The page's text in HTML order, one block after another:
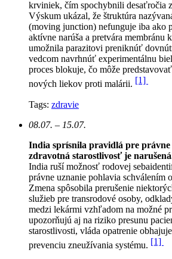
krviniek, čím spochybnili desaťročia
Výskum ukázal, že štruktúra
(moving junction) nefunguje iba ako
aktívne narúša a pretvára membránu
umožnila parazitovi preniknúť
vedcom navrhnúť experimentálnu
proces blokuje, čo môže
nových liekov proti malárii. [1]
Tags: zdravie
08.07. – 15.07.
India sprísnila pravidlá pre právne
zdravotná starostlivosť je
India ruší možnosť rodovej
právne uznanie pohlavia schválením
Zmena spôsobila prerušenie
služieb pre transrodové osoby,
medzi lekármi vzhľadom na možné
upozorňujú aj na riziko presunu
starostlivosti, vláda opatrenie
prevenciu zneužívania systému. [1]